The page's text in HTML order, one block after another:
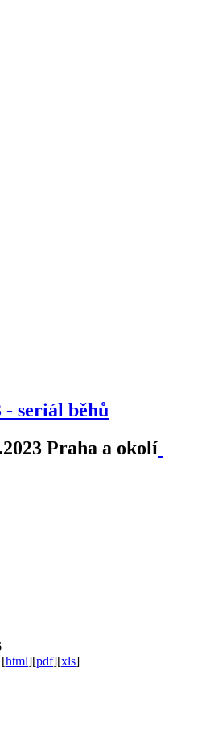
- seriál běhů
Praha a okolí
[html][pdf][xls]